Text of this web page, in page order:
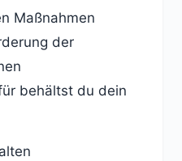
Maßnahmen
der
behältst du dein